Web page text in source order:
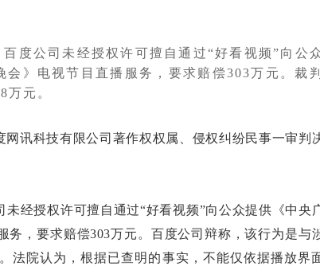
度公司未经授权许可擅自通过“好看视频”向公
》电视节目直播服务，要求赔偿303万元。裁
元。
讯科技有限公司著作权权属、侵权纠纷民事一审判
授权许可擅自通过“好看视频”向公众提供《中央
务，要求赔偿303万元。百度公司辩称，该行为是与
法院认为，根据已查明的事实，不能仅依据播放界